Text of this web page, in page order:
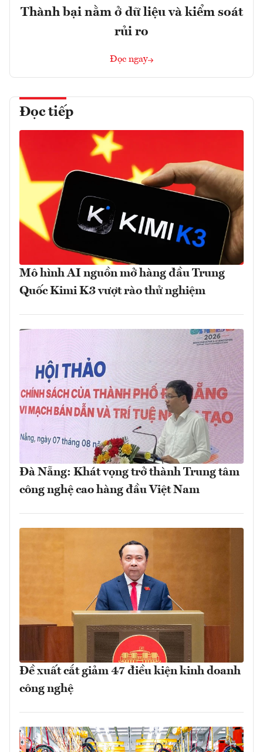
Thành bại nằm ở dữ liệu và kiểm soát
rủi ro
Đọc ngay
Đọc tiếp
Mô hình AI nguồn mở hàng đầu Trung
Quốc Kimi K3 vượt rào thử nghiệm
Đà Nẵng: Khát vọng trở thành Trung tâm
công nghệ cao hàng đầu Việt Nam
Đề xuất cắt giảm 47 điều kiện kinh doanh
công nghệ